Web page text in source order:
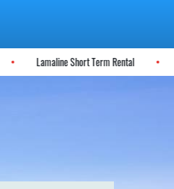
Lamaline Short Term Rental